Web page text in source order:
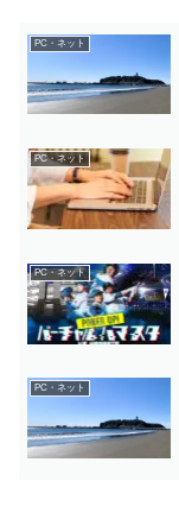
PC・ネット
PC・ネット
PC・ネット
PC・ネット